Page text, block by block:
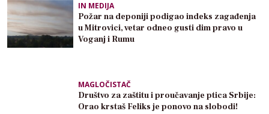
IN MEDIJA
Požar na deponiji podigao indeks zagađenja
u Mitrovici, vetar odneo gusti dim pravo u
Voganj i Rumu
MAGLOČISTAČ
Društvo za zaštitu i proučavanje ptica Srbije:
Orao krstaš Feliks je ponovo na slobodi!